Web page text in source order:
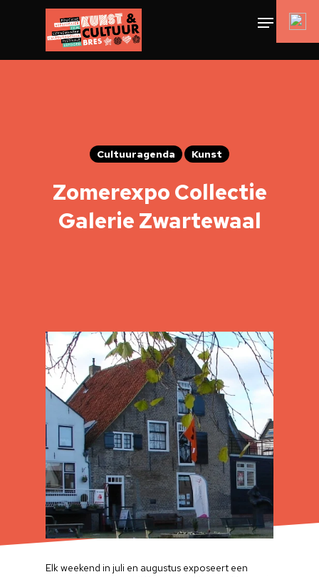
Cultuuragenda Kunst
Zomerexpo Collectie
Galerie Zwartewaal
Elk weekend in juli en augustus exposeert een